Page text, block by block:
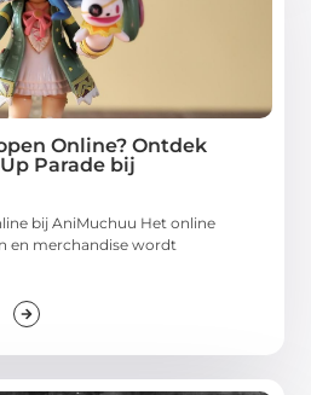
Online? Ontdek
Parade bij
bij AniMuchuu Het online
en merchandise wordt